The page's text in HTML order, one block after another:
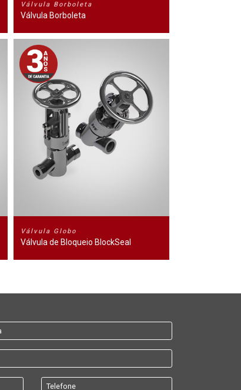
Válvula Borboleta
Válvula Borboleta
Válvula Globo
Válvula de Bloqueio BlockSeal